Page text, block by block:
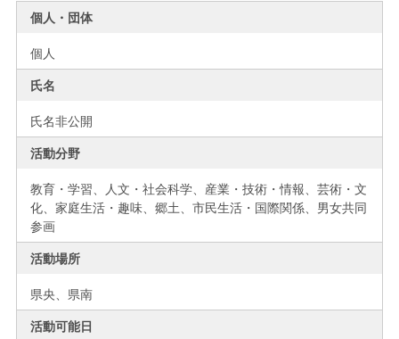
個人・団体
個人
氏名
氏名非公開
活動分野
教育・学習、人文・社会科学、産業・技術・情報、芸術・文
化、家庭生活・趣味、郷土、市民生活・国際関係、男女共同
参画
活動場所
県央、 県南
活動可能日